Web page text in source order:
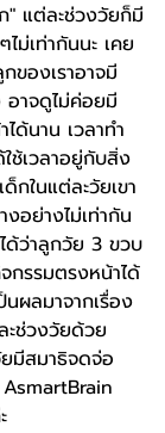
แต่ละช่วงวัยก็มี
ม่เท่ากันนะ เคย
ของเราอาจมี
าจดูไม่ค่อยมี
ด้นาน เวลาทำ
ใช้เวลาอยู่กับสิ่ง
กในแต่ละวัยเขา
อย่างไม่เท่ากัน
ด้ว่าลูกวัย 3 ขวบ
กรรมตรงหน้าได้
ผลมาจากเรื่อง
ช่วงวัยด้วย
มีสมาธิจดจ่อ